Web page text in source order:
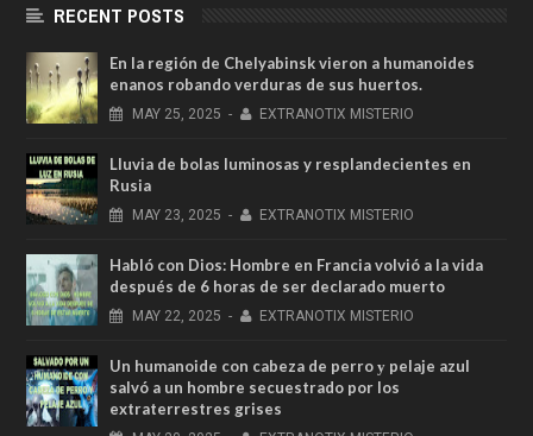
RECENT POSTS
En la región de Chelyabinsk vieron a humanoides
enanos robando verduras de sus huertos.
MAY 25, 2025 - EXTRANOTIX MISTERIO
Lluvia de bolas luminosas y resplandecientes en
Rusia
MAY 23, 2025 - EXTRANOTIX MISTERIO
Habló con Dios: Hombre en Francia volvió a la vida
después de 6 horas de ser declarado muerto
MAY 22, 2025 - EXTRANOTIX MISTERIO
Un humanoide con cabeza de perro у pelaje azul
salvó a un hombre secuestrado por los
extraterrestres grises